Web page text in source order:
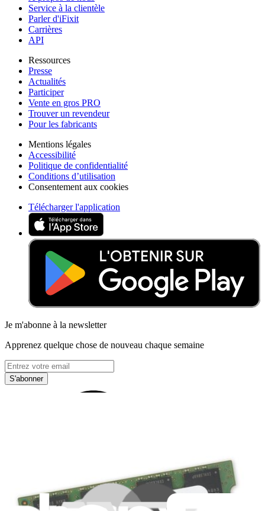
Service à la clientèle
Parler d'iFixit
Carrières
API
Ressources
Presse
Actualités
Participer
Vente en gros PRO
Trouver un revendeur
Pour les fabricants
Mentions légales
Accessibilité
Politique de confidentialité
Conditions d’utilisation
Consentement aux cookies
Télécharger l'application
Je m'abonne à la newsletter
Apprenez quelque chose de nouveau chaque semaine
S'abonner
Lire d'abord les
Help translate